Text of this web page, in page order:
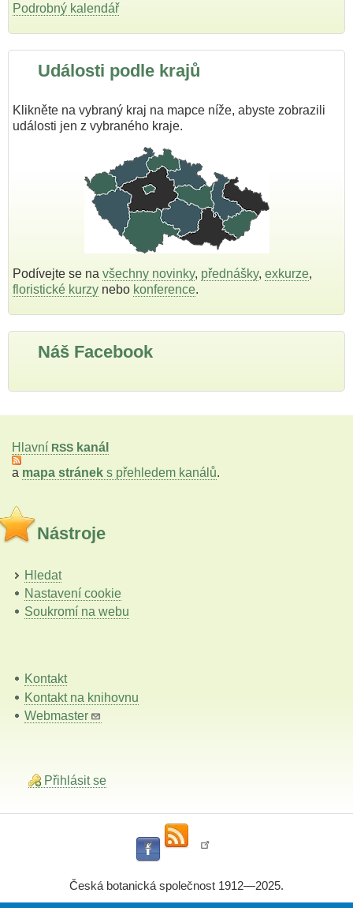
Podrobný kalendář
Události podle krajů
Klikněte na vybraný kraj na mapce níže, abyste zobrazili
události jen z vybraného kraje.
Podívejte se na všechny novinky, přednášky, exkurze,
floristické kurzy nebo konference.
Náš Facebook
Hlavní RSS kanál
a mapa stránek s přehledem kanálů.
Nástroje
Hledat
Nastavení cookie
Soukromí na webu
Kontakt
Kontakt na knihovnu
Webmaster
Přihlásit se
Česká botanická společnost 1912—2025.